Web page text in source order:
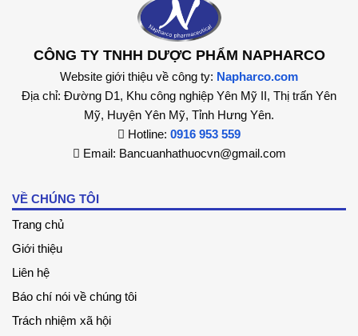
CÔNG TY TNHH DƯỢC PHẨM NAPHARCO
Website giới thiệu về công ty: Napharco.com
Địa chỉ: Đường D1, Khu công nghiệp Yên Mỹ II, Thị trấn Yên
Mỹ, Huyện Yên Mỹ, Tỉnh Hưng Yên.
Hotline: 0916 953 559
Email: Bancuanhathuocvn@gmail.com
VỀ CHÚNG TÔI
Trang chủ
Giới thiệu
Liên hệ
Báo chí nói về chúng tôi
Trách nhiệm xã hội